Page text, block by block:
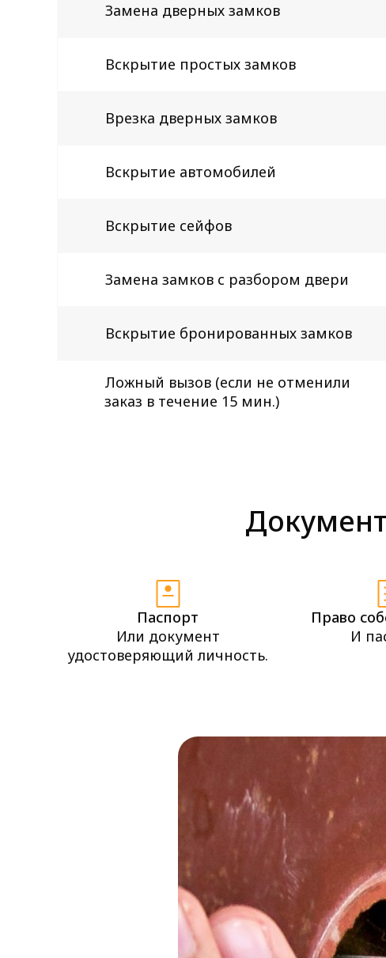
Замена дверных замков
Вскрытие простых замков
Врезка дверных замков
Вскрытие автомобилей
Вскрытие сейфов
Замена замков с разбором двери
Вскрытие бронированных замков
Ложный вызов (если не отменили
заказ в течение 15 мин.)
Паспорт
Или документ
удостоверяющий личность.
Право
И